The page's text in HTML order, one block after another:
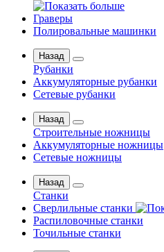
Граверы
Полировальные машинки
Назад
Рубанки
Аккумуляторные рубанки
Сетевые рубанки
Назад
Строительные ножницы
Аккумуляторные ножницы
Сетевые ножницы
Назад
Станки
Сверлильные станки
Распиловочные станки
Точильные станки